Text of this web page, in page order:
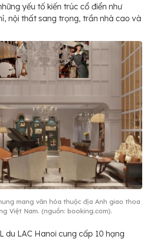
yếu tố kiến ​​trúc cổ điển như
nội thất sang trọng, trần nhà cao và
mang văn hóa thuộc địa Anh giao thoa
Việt Nam. (nguồn: booking.com).
du LAC Hanoi cung cấp 10 hạng